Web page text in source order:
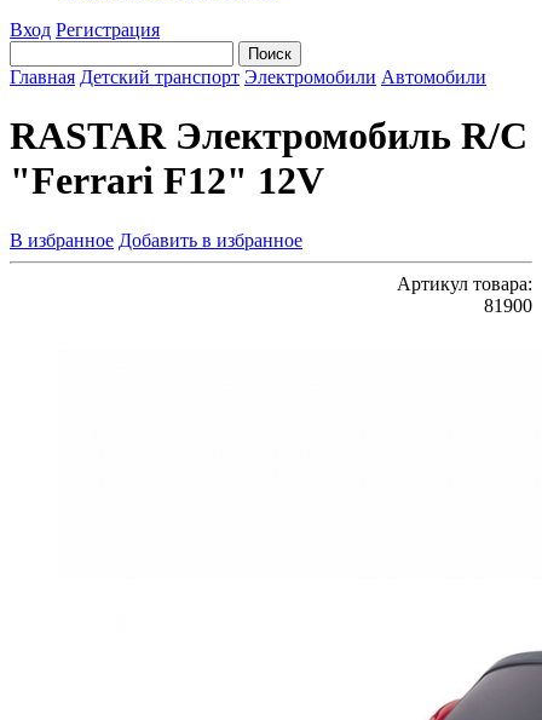
Вход Регистрация
Главная Детский транспорт Электромобили Автомобили
RASTAR Электромобиль R/C
"Ferrari F12" 12V
В избранное Добавить в избранное
Артикул товара:
81900